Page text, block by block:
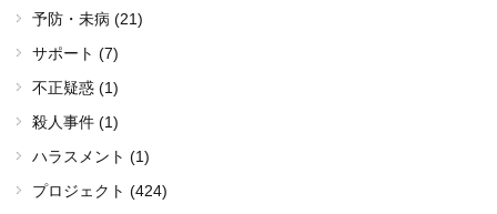
予防・未病 (21)
サポート (7)
不正疑惑 (1)
殺人事件 (1)
ハラスメント (1)
プロジェクト (424)